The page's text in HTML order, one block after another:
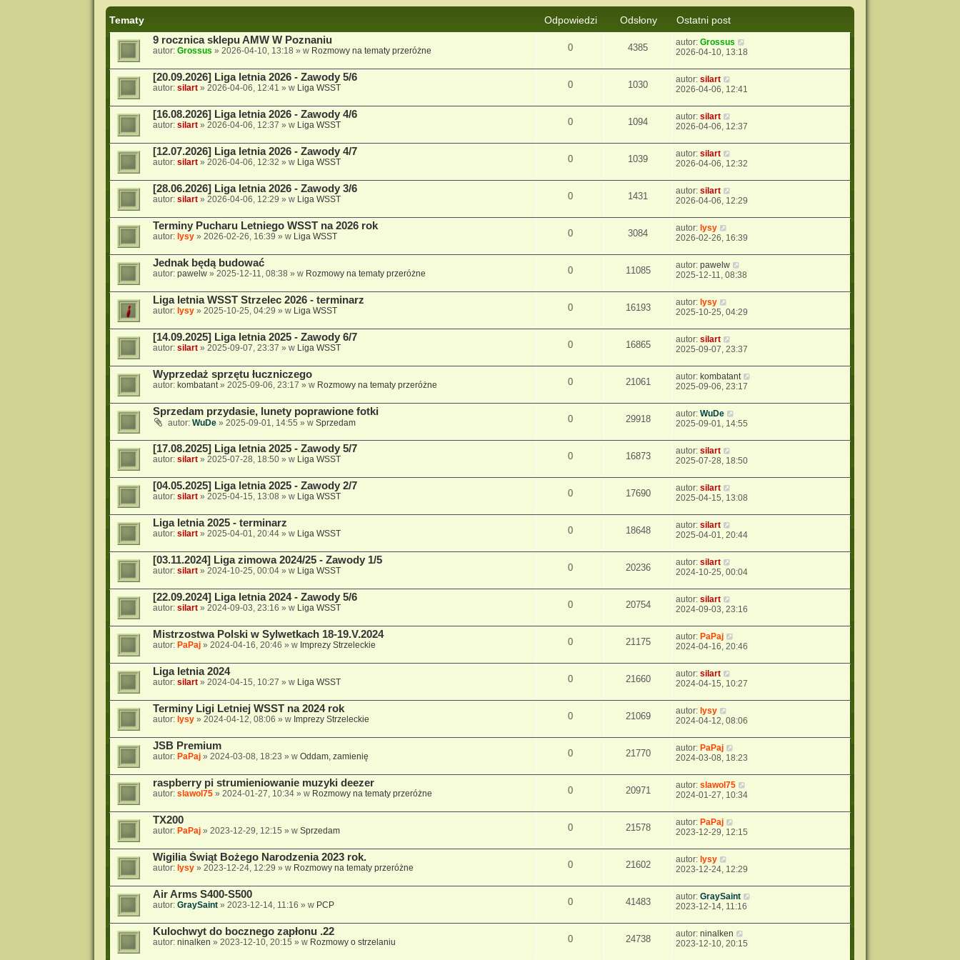
Tematy Odpowiedzi Odsłony
Ostatni post
9 rocznica sklepu AMW W Poznaniu
autor: Grossus » 2026-04-10, 13:18 » w Rozmowy na tematy przeróżne 0 4385 autor:Grossus
2026-04-10, 13:18
[20.09.2026] Liga letnia 2026 - Zawody 5/6
autor: silart» 2026-04-06, 12:41 » w Liga WSST 0 1030 autor:silart
2026-04-06, 12:41
[16.08.2026] Liga letnia 2026 - Zawody 4/6
autor: silart» 2026-04-06, 12:37 » w Liga WSST 0 1094 autor:silart
2026-04-06, 12:37
[12.07.2026] Liga letnia 2026 - Zawody 4/7
autor: silart» 2026-04-06, 12:32 » w Liga WSST 0 1039 autor:silart
2026-04-06, 12:32
[28.06.2026] Liga letnia 2026 - Zawody 3/6
autor: silart» 2026-04-06, 12:29 » w Liga WSST 0 1431 autor:silart
2026-04-06, 12:29
Terminy Pucharu Letniego WSST na 2026 rok
autor: lysy» 2026-02-26, 16:39 » w Liga WSST 0 3084 autor: lysy
2026-02-26, 16:39
Jednak będą budować
autor: pawelw» 2025-12-11, 08:38 » w Rozmowy na tematy przeróżne 0 11085 autor:pawelw
2025-12-11, 08:38
Liga letnia WSST Strzelec 2026 - terminarz
autor: lysy» 2025-10-25, 04:29 » w Liga WSST 0 16193 autor: lysy
2025-10-25, 04:29
[14.09.2025] Liga letnia 2025 - Zawody 6/7
autor: silart» 2025-09-07, 23:37 » w Liga WSST 0 16865 autor:silart
2025-09-07, 23:37
Wyprzedaż sprzętu łuczniczego
autor: kombatant» 2025-09-06, 23:17 » w Rozmowy na tematy przeróżne 0 21061 autor: kombatant
2025-09-06, 23:17
Sprzedam przydasie, lunety poprawione fotki
autor: WuDe» 2025-09-01, 14:55 » w Sprzedam 0 29918 autor:WuDe
2025-09-01, 14:55
[17.08.2025] Liga letnia 2025 - Zawody 5/7
autor: silart» 2025-07-28, 18:50» w Liga WSST 0 16873 autor:silart
2025-07-28, 18:50
[04.05.2025] Liga letnia 2025 - Zawody 2/7
autor: silart» 2025-04-15, 13:08 » w Liga WSST 0 17690 autor:silart
2025-04-15, 13:08
Liga letnia 2025 - terminarz
autor: silart» 2025-04-01, 20:44» w Liga WSST 0 18648 autor:silart
2025-04-01, 20:44
[03.11.2024] Liga zimowa 2024/25 - Zawody 1/5
autor: silart» 2024-10-25, 00:04» w Liga WSST 0 20236 autor:silart
2024-10-25, 00:04
[22.09.2024] Liga letnia 2024 - Zawody 5/6
autor: silart» 2024-09-03, 23:16 » w Liga WSST 0 20754 autor:silart
2024-09-03, 23:16
Mistrzostwa Polski w Sylwetkach 18-19.V.2024
autor: PaPaj» 2024-04-16, 20:46 » w Imprezy Strzeleckie 0 21175 autor: PaPaj
2024-04-16, 20:46
Liga letnia 2024
autor: silart» 2024-04-15, 10:27 » w Liga WSST 0 21660 autor:silart
2024-04-15, 10:27
Terminy Ligi Letniej WSST na 2024 rok
autor: lysy» 2024-04-12, 08:06 » w Imprezy Strzeleckie 0 21069 autor: lysy
2024-04-12, 08:06
JSB Premium
autor: PaPaj» 2024-03-08, 18:23 » w Oddam, zamienię 0 21770 autor: PaPaj
2024-03-08, 18:23
raspberry pi strumieniowanie muzyki deezer
autor: slawol75» 2024-01-27, 10:34» w Rozmowy na tematy przeróżne 0 20971 autor:slawol75
2024-01-27, 10:34
TX200
autor: PaPaj» 2023-12-29, 12:15 » w Sprzedam 0 21578 autor: PaPaj
2023-12-29, 12:15
Wigilia Świąt Bożego Narodzenia 2023 rok.
autor: lysy» 2023-12-24, 12:29 » w Rozmowy na tematy przeróżne 0 21602 autor: lysy
2023-12-24, 12:29
Air Arms S400-S500
autor: GraySaint» 2023-12-14, 11:16 » w PCP 0 41483 autor:GraySaint
2023-12-14, 11:16
Kulochwyt do bocznego zapłonu .22
autor: ninalken » 2023-12-10, 20:15 » w Rozmowy o strzelaniu 0 24738 autor:ninalken
2023-12-10, 20:15